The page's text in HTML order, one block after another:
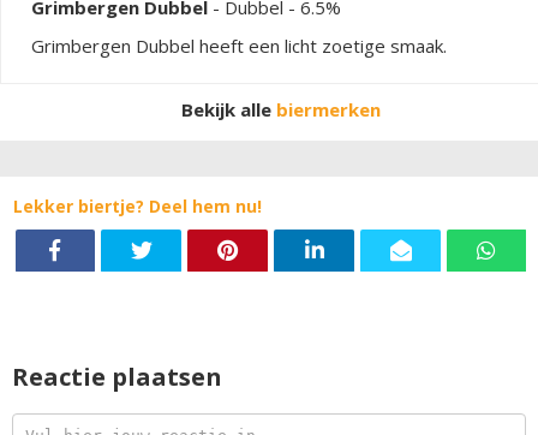
Grimbergen Dubbel - Dubbel - 6.5%
Grimbergen Dubbel heeft een licht zoetige smaak.
Bekijk alle biermerken
Lekker biertje? Deel hem nu!
Reactie plaatsen